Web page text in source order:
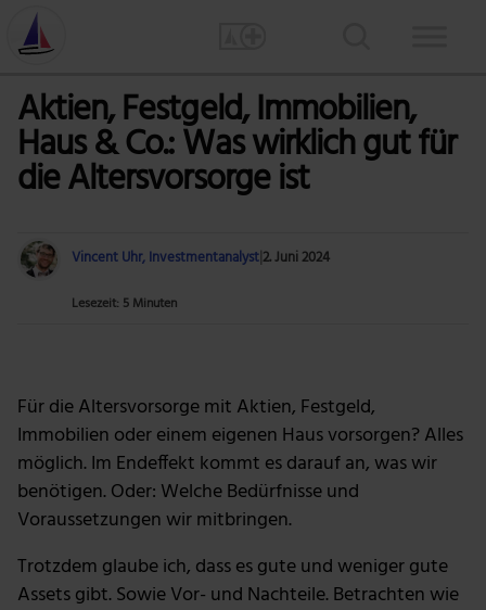
Aktien, Festgeld, Immobilien,
Haus & Co.: Was wirklich gut für
die Altersvorsorge ist
Vincent Uhr, Investmentanalyst2. Juni 2024
Lesezeit: 5 Minuten
Für die Altersvorsorge mit Aktien, Festgeld,
Immobilien oder einem eigenen Haus vorsorgen? Alles
möglich. Im Endeffekt kommt es darauf an, was wir
benötigen. Oder: Welche Bedürfnisse und
Voraussetzungen wir mitbringen.
Trotzdem glaube ich, dass es gute und weniger gute
Assets gibt. Sowie Vor- und Nachteile. Betrachten wie